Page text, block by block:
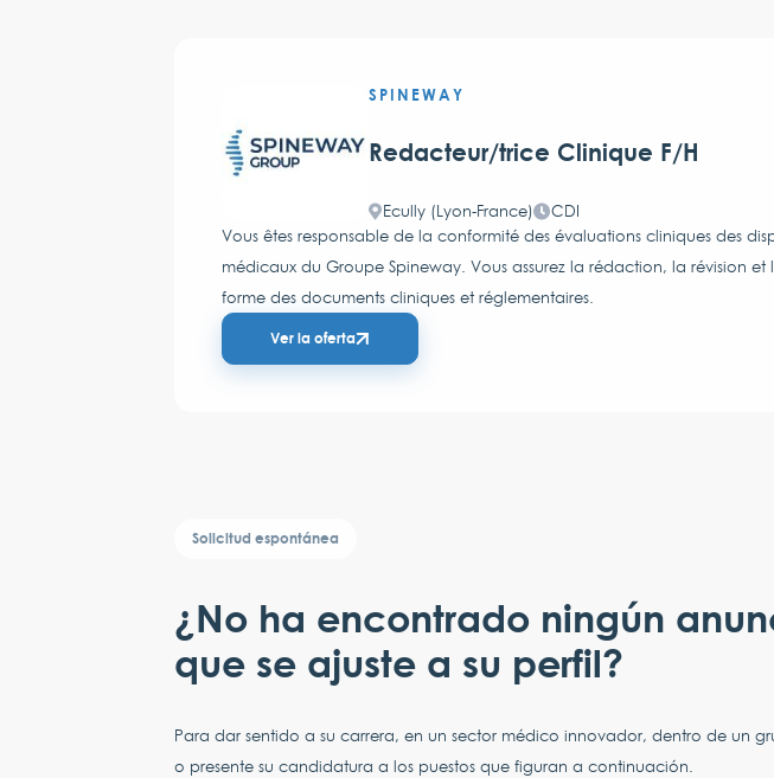
SPINEWAY
Redacteur/trice Clinique F/H
Ecully (Lyon-France)
CDI
Vous êtes responsable de la conformité des évaluations cliniques des
médicaux du Groupe Spineway. Vous assurez la rédaction, la révision et
forme des documents cliniques et réglementaires.
Ver la oferta
Solicitud espontánea
¿No ha encontrado ningún
que se ajuste a su perfil?
Para dar sentido a su carrera, en un sector médico innovador, dentro de un
o presente su candidatura a los puestos que figuran a continuación.